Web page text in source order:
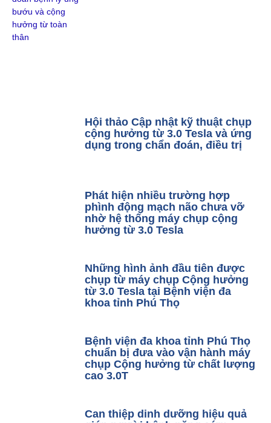
Hội thảo Cập nhật kỹ thuật chụp
cộng hưởng từ 3.0 Tesla và ứng
dụng trong chẩn đoán, điều trị
Phát hiện nhiều trường hợp
phình động mạch não chưa vỡ
nhờ hệ thống máy chụp cộng
hưởng từ 3.0 Tesla
Những hình ảnh đầu tiên được
chụp từ máy chụp Cộng hưởng
từ 3.0 Tesla tại Bệnh viện đa
khoa tỉnh Phú Thọ
Bệnh viện đa khoa tỉnh Phú Thọ
chuẩn bị đưa vào vận hành máy
chụp Cộng hưởng từ chất lượng
cao 3.0T
Can thiệp dinh dưỡng hiệu quả